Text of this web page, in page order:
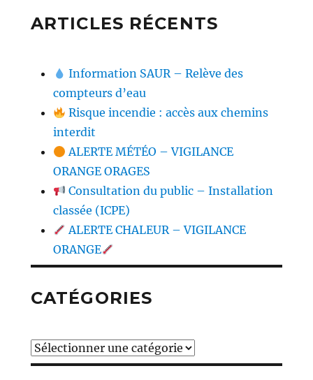
ARTICLES RÉCENTS
Information SAUR – Relève des
compteurs d’eau
Risque incendie : accès aux chemins
interdit
ALERTE MÉTÉO – VIGILANCE
ORANGE ORAGES
Consultation du public – Installation
classée (ICPE)
ALERTE CHALEUR – VIGILANCE
ORANGE
CATÉGORIES
Catégories